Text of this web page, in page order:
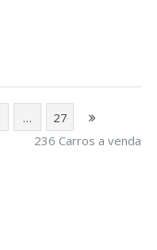
…
27
236 Carros a venda